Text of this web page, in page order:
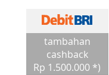
tambahan
cashback
Rp 1.500.000 *)